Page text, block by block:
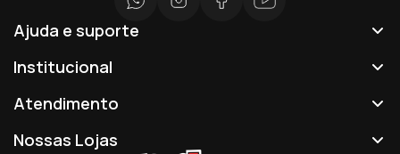
Ajuda e suporte
Institucional
Atendimento
Nossas Lojas